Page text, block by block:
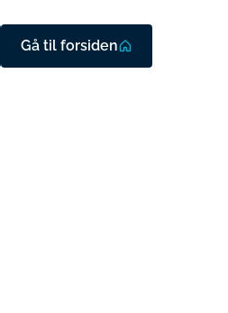
Gå til forsiden